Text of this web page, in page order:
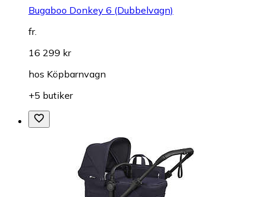
Bugaboo Donkey 6 (Dubbelvagn)
fr.
16 299 kr
hos Köpbarnvagn
+5 butiker